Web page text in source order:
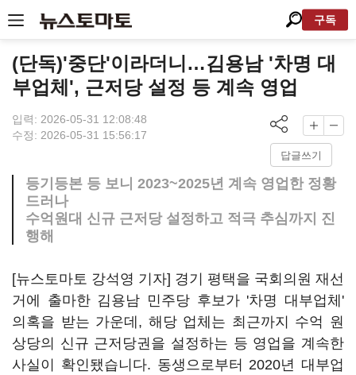
구독
(단독)'중단'이라더니…김용남 '차명 대
부업체', 근저당 설정 등 계속 영업
입력: 2026-05-31 12:08:48
수정: 2026-05-31 15:56:17
답글쓰기
등기등본 등 보니 2023~2025년 계속 영업한 정황
드러나
수억원대 신규 근저당 설정하고 적극 추심까지 진
행해
[뉴스토마토 강석영 기자] 경기 평택을 국회의원 재선
거에 출마한 김용남 민주당 후보가 '차명 대부업체'
의혹을 받는 가운데, 해당 업체는 최근까지 수억 원
상당의 신규 근저당권을 설정하는 등 영업을 계속한
사실이 확인됐습니다. 동생으로부터 2020년 대부업